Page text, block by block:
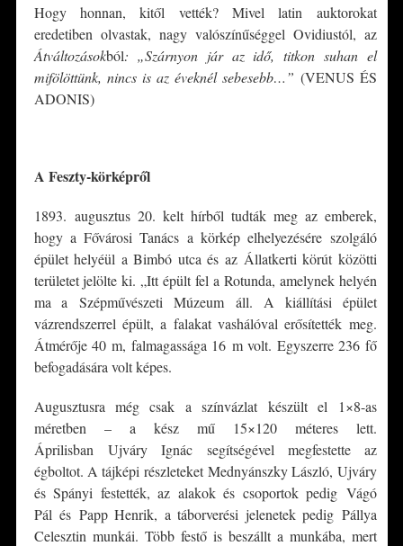
Hogy honnan, kitől vették? Mivel latin auktorokat
eredetiben olvastak, nagy valószínűséggel Ovidiustól, az
Átváltozásokból: „Szárnyon jár az idő, titkon suhan el
mifölöttünk, nincs is az éveknél sebesebb…” (VENUS ÉS
ADONIS)
A Feszty-körképről
1893. augusztus 20. kelt hírből tudták meg az emberek,
hogy a Fővárosi Tanács a körkép elhelyezésére szolgáló
épület helyéül a Bimbó utca és az Állatkerti körút közötti
területet jelölte ki. „Itt épült fel a Rotunda, amelynek helyén
ma a Szépművészeti Múzeum áll. A kiállítási épület
vázrendszerrel épült, a falakat vashálóval erősítették meg.
Átmérője 40 m, falmagassága 16 m volt. Egyszerre 236 fő
befogadására volt képes.
Augusztusra még csak a színvázlat készült el 1×8-as
méretben – a kész mű 15×120 méteres lett.
Áprilisban Ujváry Ignác segítségével megfestette az
égboltot. A tájképi részleteket Mednyánszky László, Ujváry
és Spányi festették, az alakok és csoportok pedig Vágó
Pál és Papp Henrik, a táborverési jelenetek pedig Pállya
Celesztin munkái. Több festő is beszállt a munkába, mert